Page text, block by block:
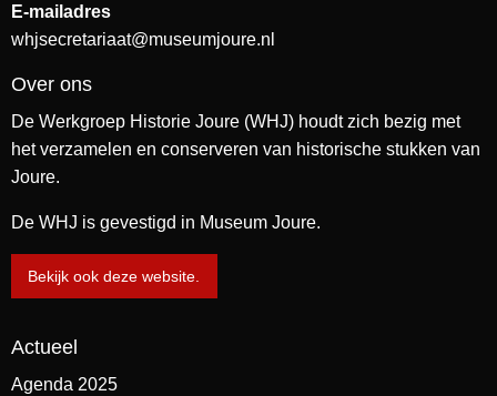
E-mailadres
whjsecretariaat@museumjoure.nl
Over ons
De Werkgroep Historie Joure (WHJ) houdt zich bezig met
het verzamelen en conserveren van historische stukken van
Joure.
De WHJ is gevestigd in Museum Joure.
Bekijk ook deze website.
Actueel
Agenda 2025